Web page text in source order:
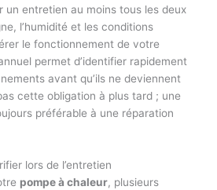
un entretien au moins tous les deux
l’humidité et les conditions
le fonctionnement de votre
permet d’identifier rapidement
avant qu’ils ne deviennent
cette obligation à plus tard ; une
préférable à une réparation
lors de l’entretien
pompe à chaleur, plusieurs